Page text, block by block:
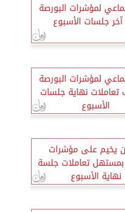
لمؤشرات البورصة
جلسات الأسبوع
لمؤشرات البورصة
تعاملات نهاية جلسات
الأسبوع
يخيم على مؤشرات
بمستهل تعاملات جلسة
نهاية الأسبوع